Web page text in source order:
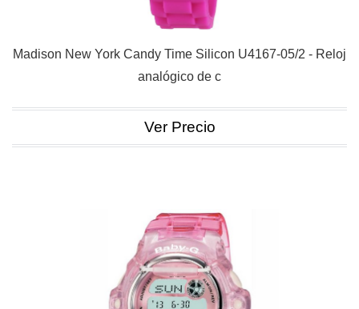
Madison New York Candy Time Silicon U4167-05/2 - Reloj
analógico de c
Ver Precio